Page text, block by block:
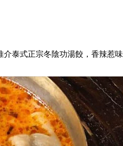
泰式正宗冬陰功湯餃，香辣惹味